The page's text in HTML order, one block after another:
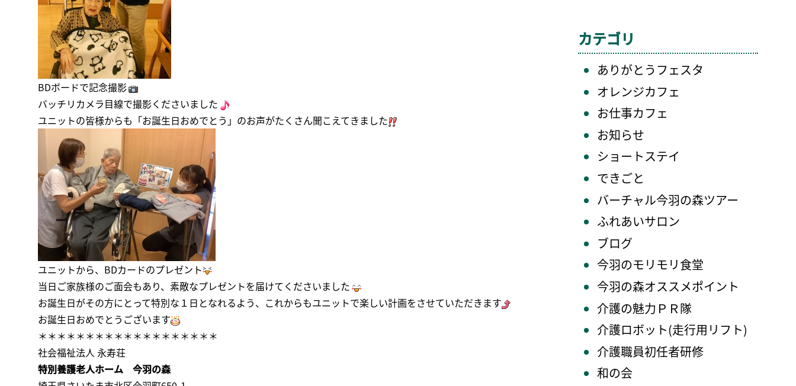
BDボードで記念撮影
バッチリカメラ目線で撮影くださいました
ユニットの皆様からも「お誕生日おめでとう」のお声がたくさん聞こえてきました
ユニットから、BDカードのプレゼント
当日ご家族様のご面会もあり、素敵なプレゼントを届けてくださいました
お誕生日がその方にとって特別な１日となれるよう、これからもユニットで楽しい計画をさせていただきます
お誕生日おめでとうございます
＊＊＊＊＊＊＊＊＊＊＊＊＊＊＊＊＊＊＊
社会福祉法人 永寿荘
特別養護老人ホーム 今羽の森
カテゴリ
ありがとうフェスタ
オレンジカフェ
お仕事カフェ
お知らせ
ショートステイ
できごと
バーチャル今羽の森ツアー
ふれあいサロン
ブログ
今羽のモリモリ食堂
今羽の森オススメポイント
介護の魅力ＰＲ隊
介護ロボット(走行用リフト)
介護職員初任者研修
和の会